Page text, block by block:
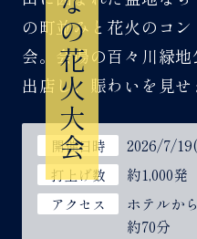
の町並みと花火のコ
会。会場の百々川緑
出店し、賑わいを見せ
開催日時 2026/7/
打上げ数 約1,000発
アクセス
ホテルか
約70分